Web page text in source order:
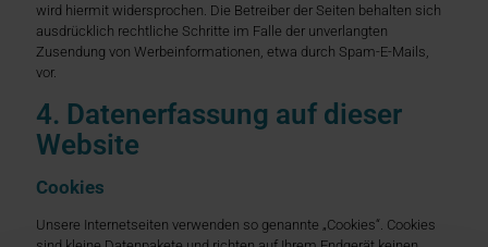
wird hiermit widersprochen. Die Betreiber der Seiten behalten sich
ausdrücklich rechtliche Schritte im Falle der unverlangten
Zusendung von Werbeinformationen, etwa durch Spam-E-Mails,
vor.
4. Datenerfassung auf dieser
Website
Cookies
Unsere Internetseiten verwenden so genannte „Cookies“. Cookies